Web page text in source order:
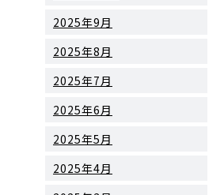
2025年9月
2025年8月
2025年7月
2025年6月
2025年5月
2025年4月